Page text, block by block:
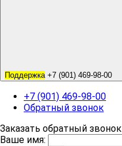
Поддержка+7 (901) 469-98-00
+7 (901) 469-98-00
Обратный звонок
Заказать обратный звонок
Ваше имя: